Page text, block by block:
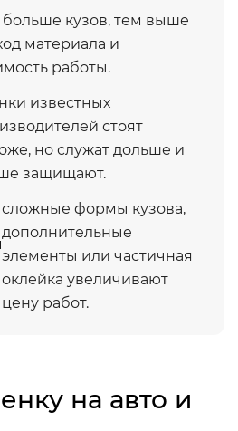
кузов, тем выше
материала и
работы.
известных
стоят
но служат дольше и
защищают.
сложные формы кузова,
дополнительные
элементы или частичная
оклейка увеличивают
цену работ.
на авто и